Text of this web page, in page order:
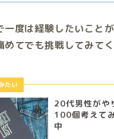
一度は経験したいこと
てでも挑戦してみてく
20代男性がや
100個考えて
中